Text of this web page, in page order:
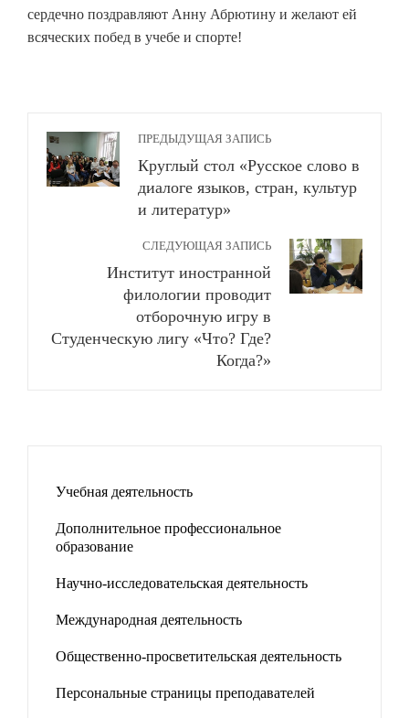
сердечно поздравляют Анну Абрютину и желают ей
всяческих побед в учебе и спорте!
ПРЕДЫДУЩАЯ ЗАПИСЬ
Круглый стол «Русское слово в
диалоге языков, стран, культур
и литератур»
СЛЕДУЮЩАЯ ЗАПИСЬ
Институт иностранной
филологии проводит
отборочную игру в
Студенческую лигу «Что? Где?
Когда?»
Учебная деятельность
Дополнительное профессиональное
образование
Научно-исследовательская деятельность
Международная деятельность
Общественно-просветительская деятельность
Персональные страницы преподавателей